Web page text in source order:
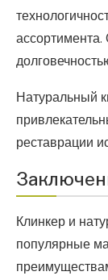
Натуральный
реставрации
Клинкер и
популярные